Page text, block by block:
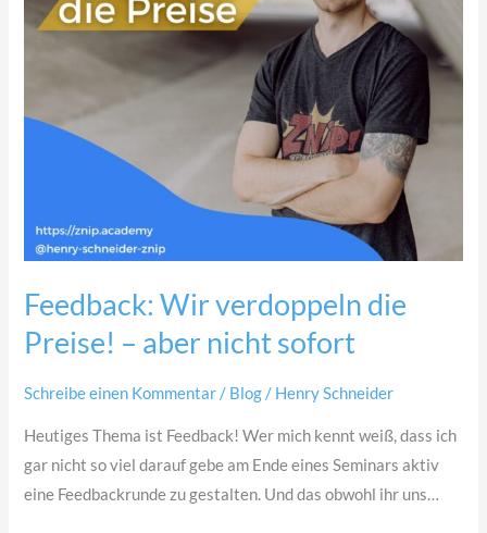
Feedback: Wir verdoppeln die
Preise! – aber nicht sofort
Schreibe einen Kommentar / Blog/ Henry Schneider
Heutiges Thema ist Feedback! Wer mich kennt weiß, dass ich
gar nicht so viel darauf gebe am Ende eines Seminars aktiv
eine Feedbackrunde zu gestalten. Und das obwohl ihr uns…
aber